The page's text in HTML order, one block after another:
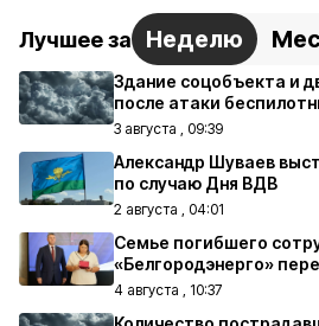
Лучшее за Неделю
Здание соцобъекта и
после атаки
3 августа , 09:39
Александр Шуваев
по случаю Дня ВДВ
2 августа , 04:01
Семье погибшего
«Белгородэнерго»
4 августа , 10:37